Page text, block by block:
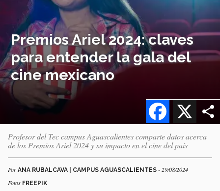
Premios Ariel 2024: claves
para entender la gala del
cine mexicano
X
Facebook
Profesor del Tec campus Aguascalientes comparte datos acerca
de los Premios Ariel 2024 y su impacto en el cine del país
Por ANA RUBALCAVA | CAMPUS AGUASCALIENTES - 29/08/2024
Fotos FREEPIK